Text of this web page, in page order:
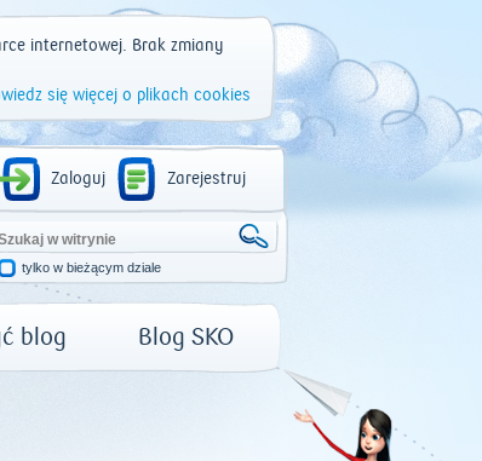
internetowej. Brak zmiany
się więcej o plikach cookies
Zaloguj Zarejestruj
tylko w bieżącym dziale
blog Blog SKO